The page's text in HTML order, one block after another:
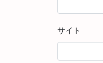
サイト